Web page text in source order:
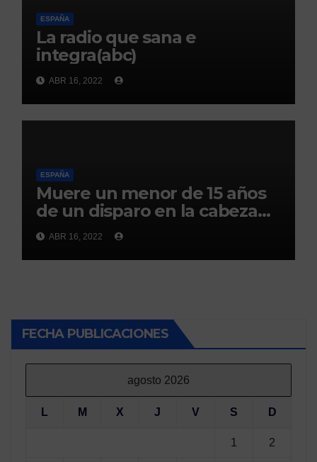
ESPAÑA
La radio que sana e
integra(abc)
ABR 16, 2022
ESPAÑA
Muere un menor de 15 años
de un disparo en la cabeza
en Ceuta(abc)
ABR 16, 2022
FECHA PUBLICACIONES
agosto 2026
L M X J V S D
1 2